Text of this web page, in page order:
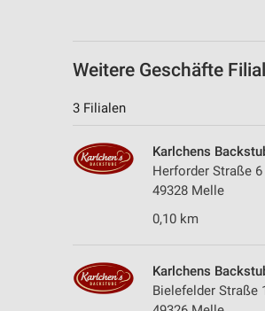
Weitere Geschäfte
3 Filialen
Karlchens
Herforder Straße 6
49328 Melle
0,10 km
Karlchens
Bielefelder Straße